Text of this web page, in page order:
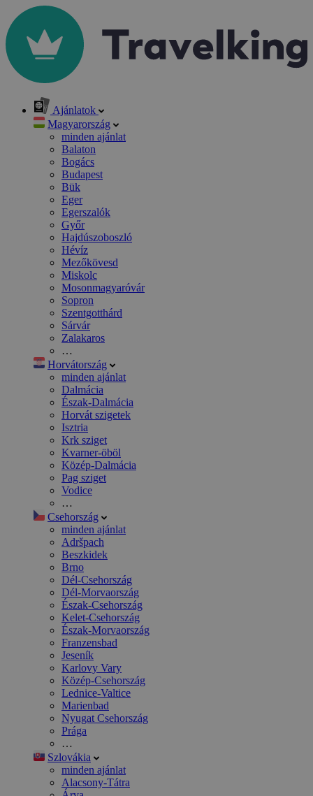
Ajánlatok
Magyarország
minden ajánlat
Balaton
Bogács
Budapest
Bük
Eger
Egerszalók
Győr
Hajdúszoboszló
Hévíz
Mezőkövesd
Miskolc
Mosonmagyaróvár
Sopron
Szentgotthárd
Sárvár
Zalakaros
…
Horvátország
minden ajánlat
Dalmácia
Észak-Dalmácia
Horvát szigetek
Isztria
Krk sziget
Kvarner-öböl
Közép-Dalmácia
Pag sziget
Vodice
…
Csehország
minden ajánlat
Adršpach
Beszkidek
Brno
Dél-Csehország
Dél-Morvaország
Észak-Csehország
Kelet-Csehország
Észak-Morvaország
Franzensbad
Jeseník
Karlovy Vary
Közép-Csehország
Lednice-Valtice
Marienbad
Nyugat Csehország
Prága
…
Szlovákia
minden ajánlat
Alacsony-Tátra